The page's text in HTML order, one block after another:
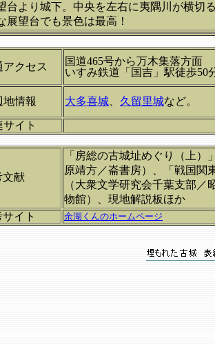
台より城下。中央を左右に夷隅川が横切
展望台でも景色は最高！
アクセス
国道465号から万木集落方面
いすみ鉄道「国吉」駅徒歩50
地情報 大多喜城 久留里城など。
サイト
文献
「房総の古城址めぐり（上
原靖方／崙書房）、「戦国関
（大衆文学研究会千葉支部
物館）、現地解説板ほか
イト
余湖くんのホームページ